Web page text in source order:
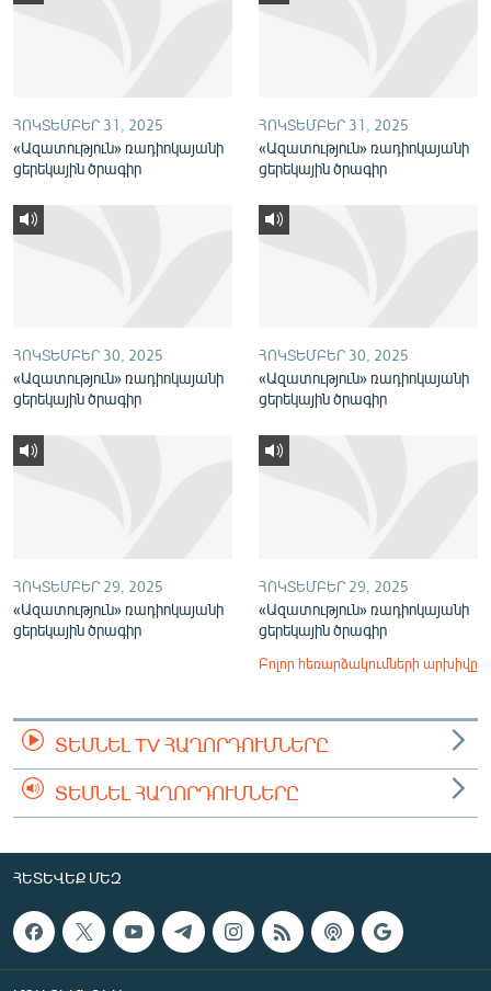
ՀԵՏԵՎԵՔ ՄԵԶ
ՀՈԿՏԵՄԲԵՐ 31, 2025
«Ազատություն» ռադիոկայանի
ցերեկային ծրագիր
ՀՈԿՏԵՄԲԵՐ 31, 2025
«Ազատություն» ռադիոկայանի
ցերեկային ծրագիր
ՀՈԿՏԵՄԲԵՐ 30, 2025
«Ազատություն» ռադիոկայանի
ցերեկային ծրագիր
ՀՈԿՏԵՄԲԵՐ 30, 2025
«Ազատություն» ռադիոկայանի
ցերեկային ծրագիր
ՀՈԿՏԵՄԲԵՐ 29, 2025
«Ազատություն» ռադիոկայանի
ցերեկային ծրագիր
ՀՈԿՏԵՄԲԵՐ 29, 2025
«Ազատություն» ռադիոկայանի
ցերեկային ծրագիր
Բոլոր հեռարձակումների արխիվը
ՏԵՍՆԵԼ TV ՀԱՂՈՐԴՈՒՄՆԵՐԸ
ՏԵՍՆԵԼ ՀԱՂՈՐԴՈՒՄՆԵՐԸ
ՀԵՏԵՎԵՔ ՄԵԶ